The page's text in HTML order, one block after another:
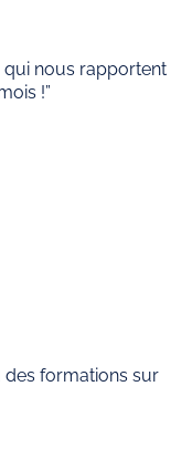
qui nous rapportent
!”
des formations sur